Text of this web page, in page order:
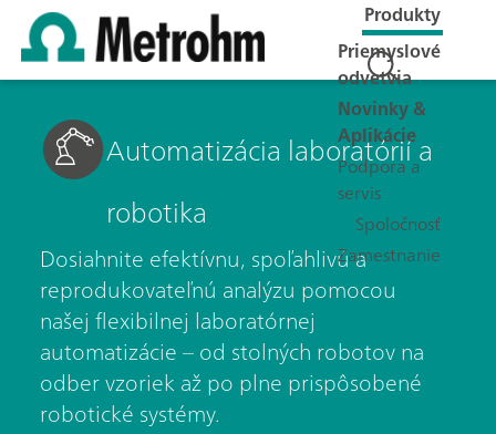
Produkty
Priemyslové
odvetvia
Novinky &
Aplikácie
Podpora a
servis
Spoločnosť
Zamestnanie
Automatizácia laboratórií a
robotika
Dosiahnite efektívnu, spoľahlivú a
reprodukovateľnú analýzu pomocou
našej flexibilnej laboratórnej
automatizácie – od stolných robotov na
odber vzoriek až po plne prispôsobené
robotické systémy.